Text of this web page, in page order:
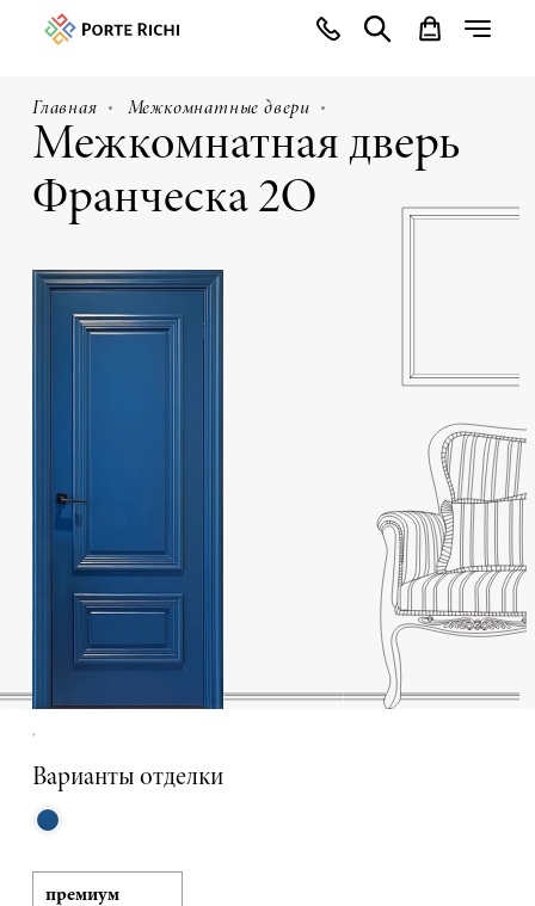
Главная Межкомнатные двери
Межкомнатная дверь
Франческа 2О
,
Варианты отделки
премиум